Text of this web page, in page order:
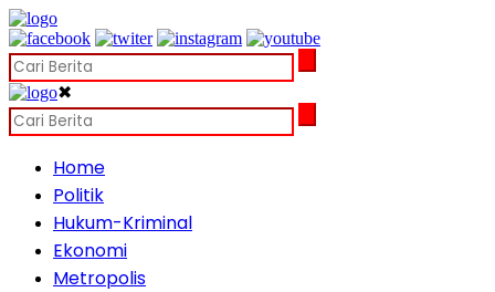
✖
Home
Politik
Hukum-Kriminal
Ekonomi
Metropolis